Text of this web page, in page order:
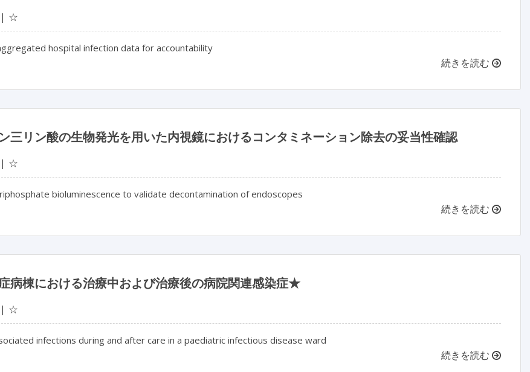
☆
hospital infection data for accountability
続きを読む
三リン酸の生物発光を用いた内視鏡におけるコンタミネーション除去の妥当性確認
☆
bioluminescence to validate decontamination of endoscopes
続きを読む
病棟における治療中および治療後の病院関連感染症★
☆
infections during and after care in a paediatric infectious disease ward
続きを読む